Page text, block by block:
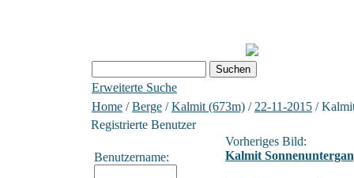
Erweiterte Suche
Home /Berge /Kalmit (673m) / 22-11-2015 /
Registrierte Benutzer
Benutzername:
Vorheriges Bild:
Kalmit